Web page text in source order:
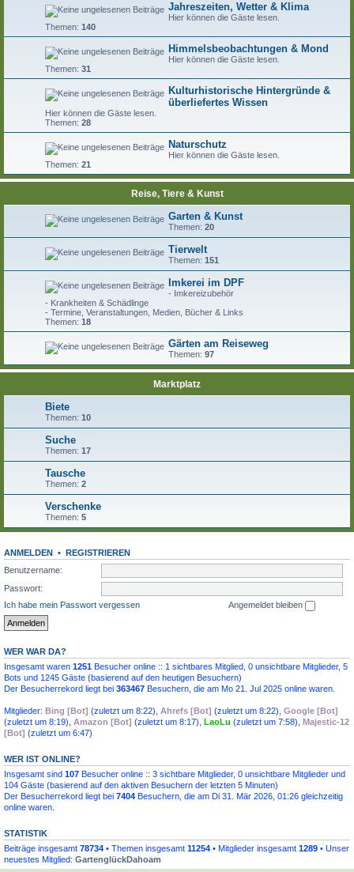
Jahreszeiten, Wetter & Klima
Hier können die Gäste lesen.
Themen: 140
Himmelsbeobachtungen & Mond
Hier können die Gäste lesen.
Themen: 31
Kulturhistorische Hintergründe &
überliefertes Wissen
Hier können die Gäste lesen.
Themen: 28
Naturschutz
Hier können die Gäste lesen.
Themen: 21
Reise, Tiere & Kunst
Garten & Kunst
Themen: 20
Tierwelt
Themen: 151
Imkerei im DPF
- Imkereizubehör
- Krankheiten & Schädlinge
- Termine, Veranstaltungen, Medien, Bücher & Links
Themen: 18
Gärten am Reiseweg
Themen: 97
Marktplatz
Biete
Themen: 10
Suche
Themen: 17
Tausche
Themen: 2
Verschenke
Themen: 5
ANMELDEN • REGISTRIEREN
Benutzername:
Passwort:
Ich habe mein Passwort vergessen
Angemeldet bleiben
WER WAR DA?
Insgesamt waren 1251 Besucher online :: 1 sichtbares Mitglied, 0 unsichtbare Mitglieder, 5
Bots und 1245 Gäste (basierend auf den heutigen Besuchern)
Der Besucherrekord liegt bei 363467 Besuchern, die am Mo 21. Jul 2025 online waren.
Mitglieder: Bing [Bot] (zuletzt um 8:22), Ahrefs [Bot] (zuletzt um 8:22), Google [Bot]
(zuletzt um 8:19), Amazon [Bot] (zuletzt um 8:17), LaoLu (zuletzt um 7:58), Majestic-12
[Bot] (zuletzt um 6:47)
WER IST ONLINE?
Insgesamt sind 107 Besucher online :: 3 sichtbare Mitglieder, 0 unsichtbare Mitglieder und
104 Gäste (basierend auf den aktiven Besuchern der letzten 5 Minuten)
Der Besucherrekord liegt bei 7404 Besuchern, die am Di 31. Mär 2026, 01:26 gleichzeitig
online waren.
STATISTIK
Beiträge insgesamt 78734 • Themen insgesamt 11254 • Mitglieder insgesamt 1289 • Unser
neuestes Mitglied: GartenglückDahoam